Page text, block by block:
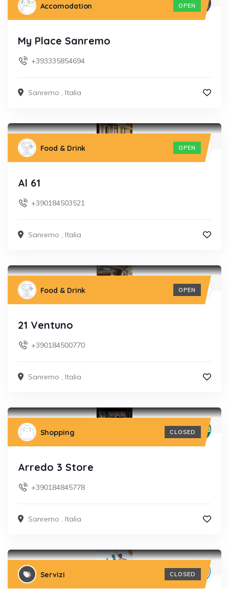
Accomodation OPEN
My Place Sanremo
+393335854694
Sanremo , Italia
Food & Drink OPEN
Al 61
+390184503521
Sanremo , Italia
Food & Drink OPEN
21 Ventuno
+390184500770
Sanremo , Italia
Shopping CLOSED
Arredo 3 Store
+390184845778
Sanremo , Italia
Servizi CLOSED